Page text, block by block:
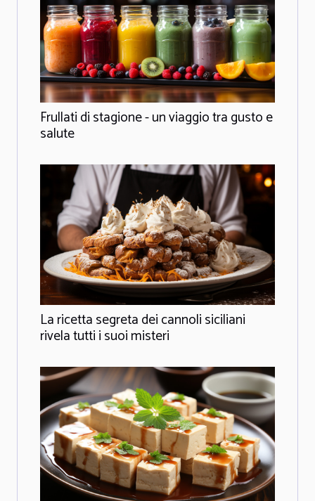
Frullati di stagione - un viaggio tra gusto e
salute
La ricetta segreta dei cannoli siciliani
rivela tutti i suoi misteri